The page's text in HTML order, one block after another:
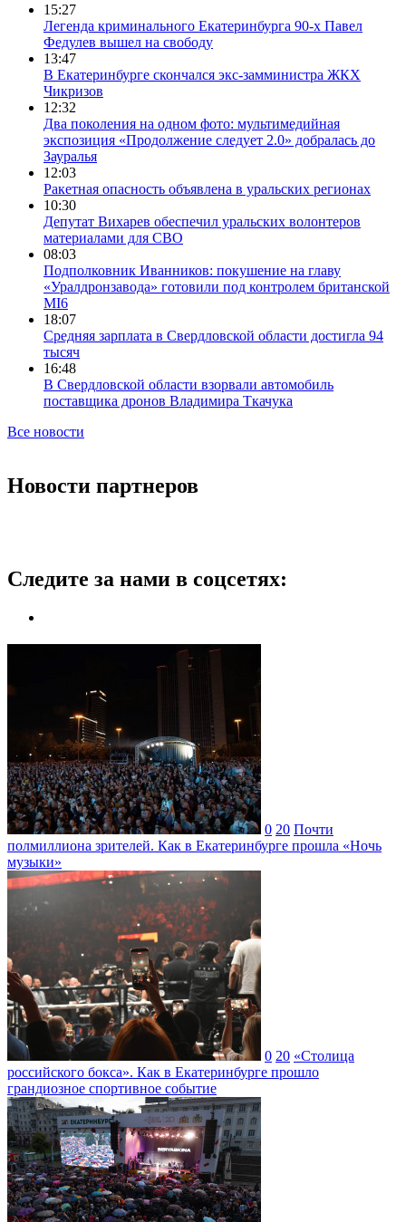
15:27
Легенда криминального Екатеринбурга 90-х Павел
Федулев вышел на свободу
13:47
В Екатеринбурге скончался экс-замминистра ЖКХ
Чикризов
12:32
Два поколения на одном фото: мультимедийная
экспозиция «Продолжение следует 2.0» добралась до
Зауралья
12:03
Ракетная опасность объявлена в уральских регионах
10:30
Депутат Вихарев обеспечил уральских волонтеров
материалами для СВО
08:03
Подполковник Иванников: покушение на главу
«Уралдронзавода» готовили под контролем британской
MI6
18:07
Средняя зарплата в Свердловской области достигла 94
тысяч
16:48
В Свердловской области взорвали автомобиль
поставщика дронов Владимира Ткачука
Все новости
Новости партнеров
Следите за нами в соцсетях:
0 20 Почти
полмиллиона зрителей. Как в Екатеринбурге прошла «Ночь
музыки»
0 20 «Столица
российского бокса». Как в Екатеринбурге прошло
грандиозное спортивное событие